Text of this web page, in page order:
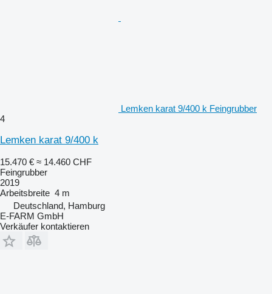
Lemken karat 9/400 k Feingrubber
4
Lemken karat 9/400 k
15.470 € ≈ 14.460 CHF
Feingrubber
2019
Arbeitsbreite 4 m
Deutschland, Hamburg
E-FARM GmbH
Verkäufer kontaktieren